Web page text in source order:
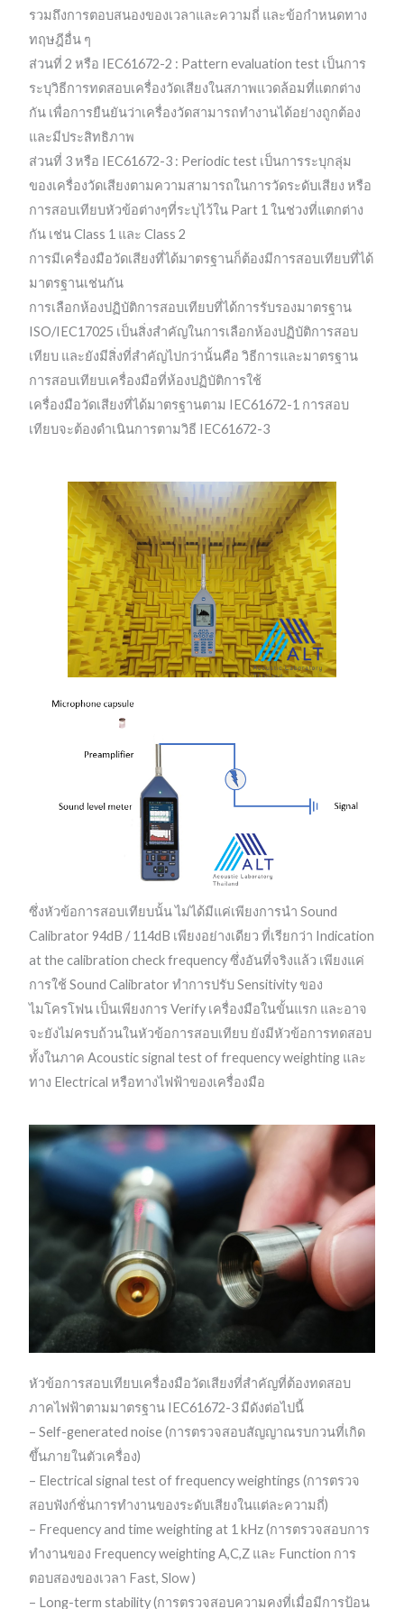
รวมถึงการตอบสนองของเวลาและความถี่ และข้อกำหนดทาง
ทฤษฎีอื่น ๆ
ส่วนที่ 2 หรือ IEC61672-2 : Pattern evaluation test เป็นการ
ระบุวิธีการทดสอบเครื่องวัดเสียงในสภาพแวดล้อมที่แตกต่าง
กัน เพื่อการยืนยันว่าเครื่องวัดสามารถทำงานได้อย่างถูกต้อง
และมีประสิทธิภาพ
ส่วนที่ 3 หรือ IEC61672-3 : Periodic test เป็นการระบุกลุ่ม
ของเครื่องวัดเสียงตามความสามารถในการวัดระดับเสียง หรือ
การสอบเทียบหัวข้อต่างๆที่ระบุไว้ใน Part 1 ในช่วงที่แตกต่าง
กัน เช่น Class 1 และ Class 2
การมีเครื่องมือวัดเสียงที่ได้มาตรฐานก็ต้องมีการสอบเทียบที่ได้
มาตรฐานเช่นกัน
การเลือกห้องปฏิบัติการสอบเทียบที่ได้การรับรองมาตรฐาน
ISO/IEC17025 เป็นสิ่งสำคัญในการเลือกห้องปฏิบัติการสอบ
เทียบ และยังมีสิ่งที่สำคัญไปกว่านั้นคือ วิธีการและมาตรฐาน
การสอบเทียบเครื่องมือที่ห้องปฏิบัติการใช้
เครื่องมือวัดเสียงที่ได้มาตรฐานตาม IEC61672-1 การสอบ
เทียบจะต้องดำเนินการตามวิธี IEC61672-3
ซึ่งหัวข้อการสอบเทียบนั้น ไม่ได้มีแค่เพียงการนำ Sound
Calibrator 94dB / 114dB เพียงอย่างเดียว ที่เรียกว่า Indication
at the calibration check frequency ซึ่งอันที่จริงแล้ว เพียงแค่
การใช้ Sound Calibrator ทำการปรับ Sensitivity ของ
ไมโครโฟน เป็นเพียงการ Verify เครื่องมือในขั้นแรก และอาจ
จะยังไม่ครบถ้วนในหัวข้อการสอบเทียบ ยังมีหัวข้อการทดสอบ
ทั้งในภาค Acoustic signal test of frequency weighting และ
ทาง Electrical หรือทางไฟฟ้าของเครื่องมือ
หัวข้อการสอบเทียบเครื่องมือวัดเสียงที่สำคัญที่ต้องทดสอบ
ภาคไฟฟ้าตามมาตรฐาน IEC61672-3 มีดังต่อไปนี้
– Self-generated noise (การตรวจสอบสัญญาณรบกวนที่เกิด
ขึ้นภายในตัวเครื่อง)
– Electrical signal test of frequency weightings (การตรวจ
สอบฟังก์ชั่นการทำงานของระดับเสียงในแต่ละความถี่)
– Frequency and time weighting at 1 kHz (การตรวจสอบการ
ทำงานของ Frequency weighting A,C,Z และ Function การ
ตอบสองของเวลา Fast, Slow )
– Long-term stability (การตรวจสอบความคงที่เมื่อมีการป้อน